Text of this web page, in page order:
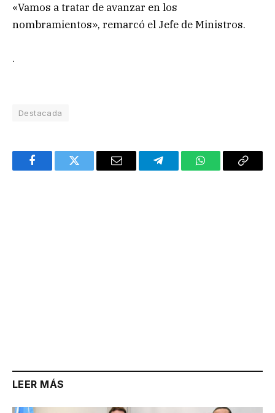
«Vamos a tratar de avanzar en los
nombramientos», remarcó el Jefe de Ministros.
.
Destacada
FacebookTwitter Email TelegramWhatsAppCopy
LEER MÁS